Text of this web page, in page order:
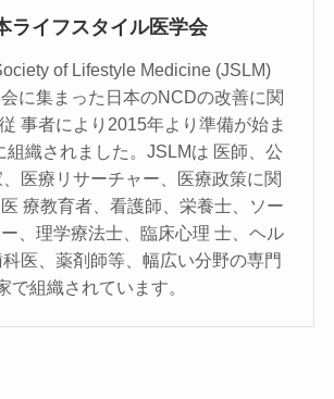
ライフスタイル医学会
of Lifestyle Medicine (JSLM)
に集まった⽇本のNCDの改善に関
事者により2015年より準備が始ま
組織されました。JSLMは 医師、公
医療リサーチャー、医療政策に関
療教育者、看護師、栄養⼠、ソー
、理学療法⼠、臨床⼼理 ⼠、ヘル
医、薬剤師等、幅広い分野の専⾨
で組織されています。